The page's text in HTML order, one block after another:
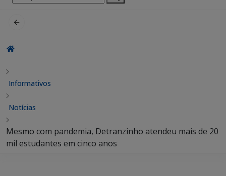
por:
Informativos
Notícias
Mesmo com pandemia, Detranzinho atendeu mais de 20
mil estudantes em cinco anos